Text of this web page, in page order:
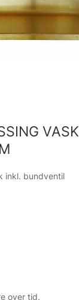
VASK
inkl. bundventil
over tid.